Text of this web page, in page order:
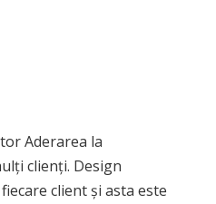
Aderarea la
clienți. Design
client și asta este